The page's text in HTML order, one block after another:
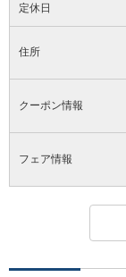
定休日
住所
クーポン情報
フェア情報